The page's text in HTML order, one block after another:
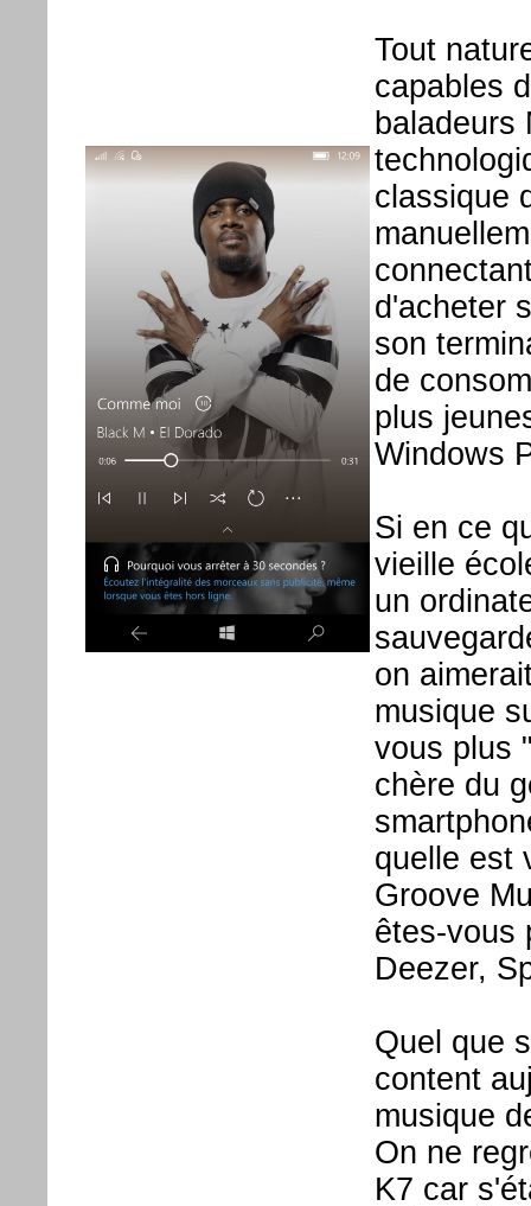
Tout
capables
baladeurs
classique
d'acheter
son
de
plus
Windows
Si en ce
vieille
un
on
musique
vous plus
chère du
quelle est
Groove
êtes-vous
Deezer,
Quel que
content
musique
On ne
K7 car